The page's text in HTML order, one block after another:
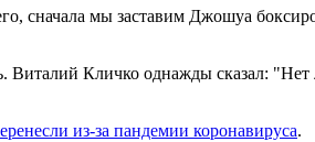
сначала мы заставим Джошуа
Виталий Кличко однажды сказал:
из-за пандемии коронавируса.